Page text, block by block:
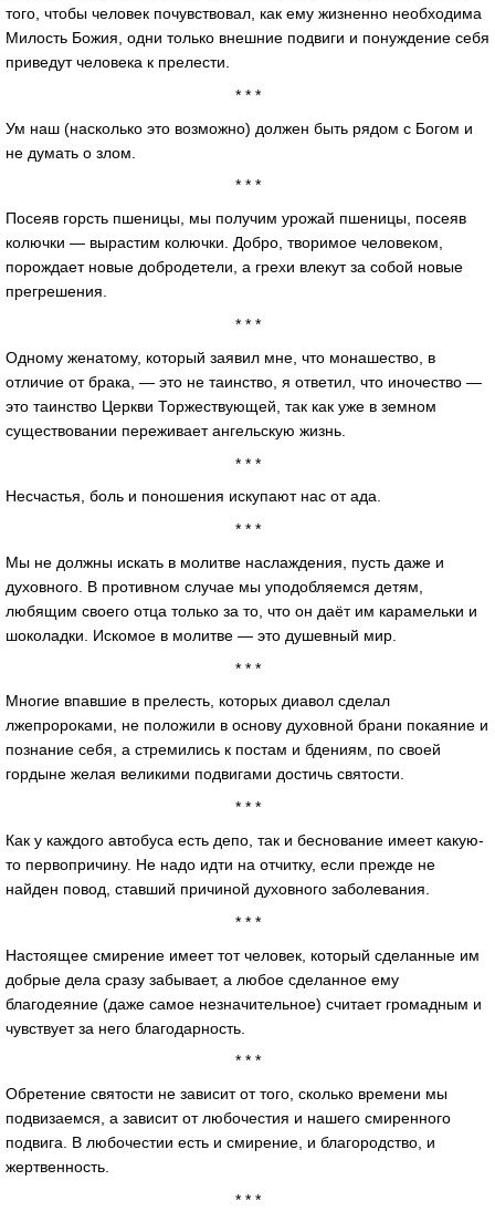
того, чтобы человек почувствовал, как ему жизненно необходима
Милость Божия, одни только внешние подвиги и понуждение себя
приведут человека к прелести.
* * *
Ум наш (насколько это возможно) должен быть рядом с Богом и
не думать о злом.
* * *
Посеяв горсть пшеницы, мы получим урожай пшеницы, посеяв
колючки — вырастим колючки. Добро, творимое человеком,
порождает новые добродетели, а грехи влекут за собой новые
прегрешения.
* * *
Одному женатому, который заявил мне, что монашество, в
отличие от брака, — это не таинство, я ответил, что иночество —
это таинство Церкви Торжествующей, так как уже в земном
существовании переживает ангельскую жизнь.
* * *
Несчастья, боль и поношения искупают нас от ада.
* * *
Мы не должны искать в молитве наслаждения, пусть даже и
духовного. В противном случае мы уподобляемся детям,
любящим своего отца только за то, что он даёт им карамельки и
шоколадки. Искомое в молитве — это душевный мир.
* * *
Многие впавшие в прелесть, которых диавол сделал
лжепророками, не положили в основу духовной брани покаяние и
познание себя, а стремились к постам и бдениям, по своей
гордыне желая великими подвигами достичь святости.
* * *
Как у каждого автобуса есть депо, так и беснование имеет какую-
то первопричину. Не надо идти на отчитку, если прежде не
найден повод, ставший причиной духовного заболевания.
* * *
Настоящее смирение имеет тот человек, который сделанные им
добрые дела сразу забывает, а любое сделанное ему
благодеяние (даже самое незначительное) считает громадным и
чувствует за него благодарность.
* * *
Обретение святости не зависит от того, сколько времени мы
подвизаемся, а зависит от любочестия и нашего смиренного
подвига. В любочестии есть и смирение, и благородство, и
жертвенность.
* * *